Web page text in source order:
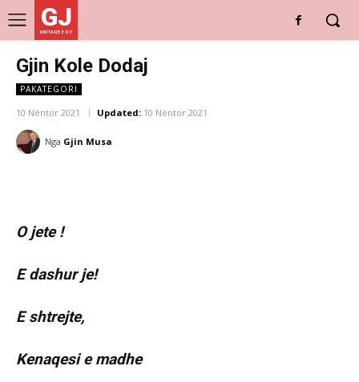
GJ
DRITARE E RE
Gjin Kole Dodaj
PAKATEGORI
10 Nëntor 2021 Updated: 10 Nëntor 2021
Nga Gjin Musa
O jete !
E dashur je!
E shtrejte,
Kenaqesi e madhe